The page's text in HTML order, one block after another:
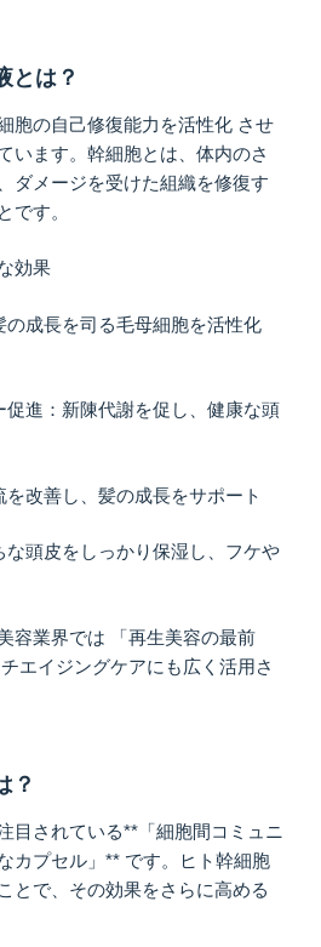
とは？
胞の自己修復能力を活性化 させ
います。幹細胞とは、体内のさ
ダメージを受けた組織を修復す
です。
効果
成長を司る毛母細胞を活性化
進：新陳代謝を促し、健康な頭
改善し、髪の成長をサポート
頭皮をしっかり保湿し、フケや
容業界では 「再生美容の最前
エイジングケアにも広く活用さ
？
目されている**「細胞間コミュニ
カプセル」** です。ヒト幹細胞
とで、その効果をさらに高める